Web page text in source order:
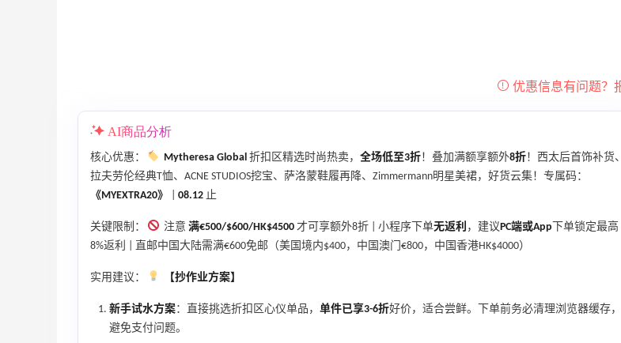
AI商品分析
核心优惠： Mytheresa Global 折扣区精选时尚热卖， 全场低至3折！叠加满额享额外8折！西太后首饰补货、
拉夫劳伦经典T恤、ACNE STUDIOS挖宝、萨洛蒙鞋履再降、Zimmermann明星美裙，好货云集！专属码：
《MYEXTRA20》
08.12 止
关键限制： 注意 满€500/$600/HK$4500 才可享额外8折 | 小程序下单无返利 ，建议PC端或App 下单锁定最高
8%返利 | 直邮中国大陆需满€600免邮（美国境内$400，中国澳门€800，中国香港HK$4000）
实用建议： 【抄作业方案】
新手试水方案：直接挑选折扣区心仪单品， 单件已享3-6折好价，适合尝鲜。下单前务必清理浏览器缓存，
避免支付问题。
Private Internet Access VPN
最高70%返利
185人获得返利
COUTR
227人获得返利
Mac Duggal
最高2%返利
Biōkreativ
Eileen Fisher